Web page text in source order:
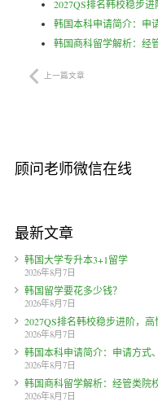
2027QS排名韩校稳步
韩国本科申请简介：申
韩国商科留学解析：经
上一篇文章
顾问老师微信在线
最新文章
韩国大学专升本3+1留学
2026年8月7日
韩国留学要花多少钱？
2026年8月7日
2027QS排名韩校稳步进阶，
2026年8月7日
韩国本科申请简介：申请方式
2026年8月7日
韩国商科留学解析：经管类院
2026年8月7日